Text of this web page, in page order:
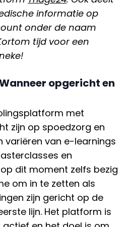
informatie op
onder de naam
tijd voor een
opgericht en
met
zijn op spoedzorg en
variëren van e-learnings
en
dit moment zelfs bezig
om in te zetten als
zijn gericht op de
lijn. Het platform is